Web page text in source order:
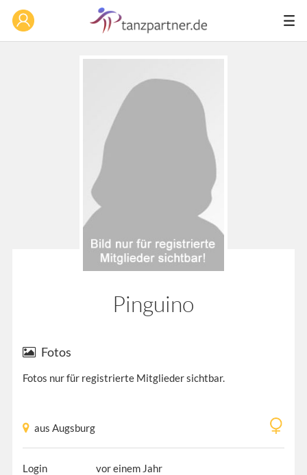
Pinguino
Fotos
Fotos nur für registrierte Mitglieder sichtbar.
aus Augsburg
Login
vor einem Jahr